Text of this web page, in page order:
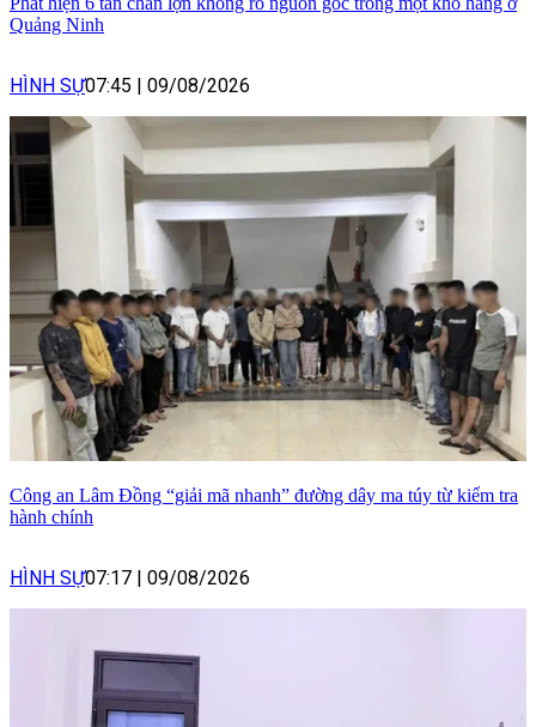
Quảng Ninh
HÌNH SỰ07:45 09/08/2026
Công an Lâm Đồng “giải mã nhanh” đường dây ma túy từ kiểm tra
hành chính
HÌNH SỰ07:17 09/08/2026